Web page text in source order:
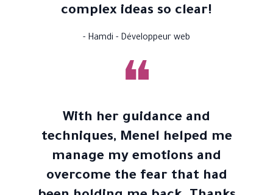
complex ideas so clear!
- Hamdi - Développeur web
❝
With her guidance and
techniques, Menel helped me
manage my emotions and
overcome the fear that had